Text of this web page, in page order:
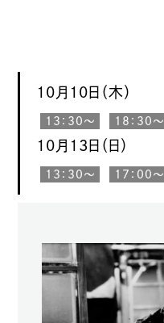
10月10日（木）
13：30〜 18：30〜
10月13日（日）
13：30〜 17：00〜